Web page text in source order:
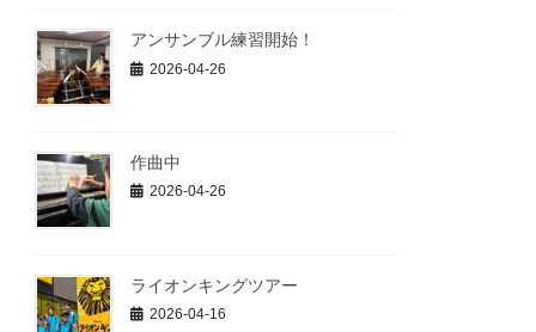
アンサンブル練習開始！
2026-04-26
作曲中
2026-04-26
ライオンキングツアー
2026-04-16